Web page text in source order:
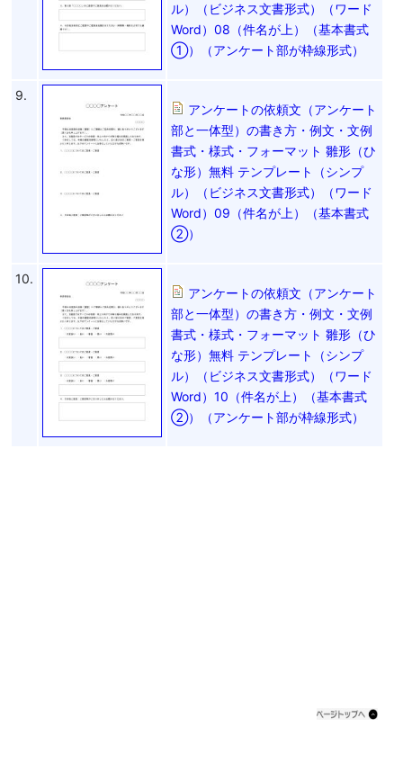
ル）（ビジネス文書形式）（ワード
Word）08（件名が上）（基本書式
①）（アンケート部が枠線形式）
9.
アンケートの依頼文（アンケート
部と一体型）の書き方・例文・文例
書式・様式・フォーマット 雛形（ひ
な形）無料 テンプレート（シンプ
ル）（ビジネス文書形式）（ワード
Word）09（件名が上）（基本書式
②）
10.
アンケートの依頼文（アンケート
部と一体型）の書き方・例文・文例
書式・様式・フォーマット 雛形（ひ
な形）無料 テンプレート（シンプ
ル）（ビジネス文書形式）（ワード
Word）10（件名が上）（基本書式
②）（アンケート部が枠線形式）